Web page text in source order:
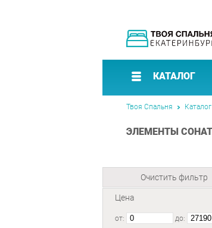
КАТАЛОГ
Твоя Спальня Каталог
ЭЛЕМЕНТЫ
Очистить фильтр
Цена
от: до: